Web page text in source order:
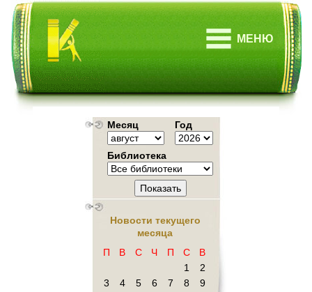
МЕНЮ
Месяц Год
Библиотека
Показать
Новости текущего
месяца
П
В С Ч П С
В
1
2
3
4 5 6 7 8
9